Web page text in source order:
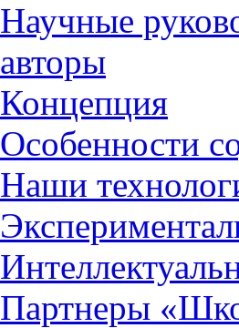
Научные
авторы
Концепция
Особенности
Наши
Партнеры